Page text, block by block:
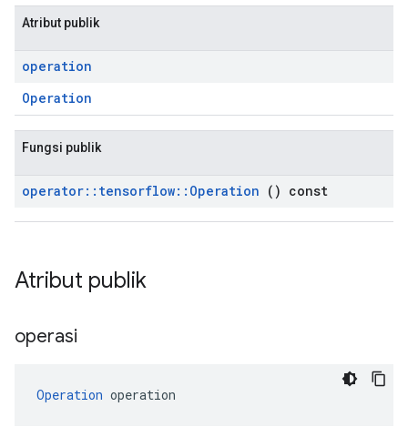
Atribut publik
operation
Operation
Fungsi publik
operator:: tensorflow:: Operation () const
Atribut publik
operasi
Operation operation